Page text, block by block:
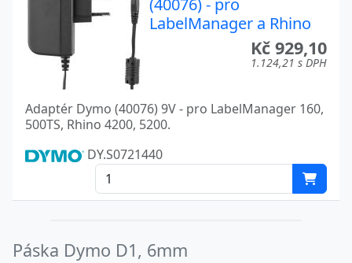
(40076) - pro
LabelManager a Rhino
Kč 929,10
1.124,21 s DPH
Adaptér Dymo (40076) 9V - pro LabelManager 160,
500TS, Rhino 4200, 5200.
DY.S0721440
Páska Dymo D1, 6mm